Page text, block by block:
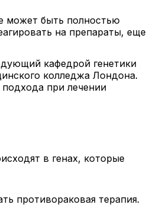
может быть полностью
на препараты, еще
кафедрой генетики
колледжа Лондона.
при лечении
в генах, которые
противораковая терапия.